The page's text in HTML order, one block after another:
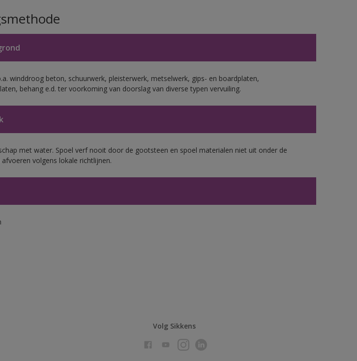
winddroog beton, schuurwerk, pleisterwerk, metselwerk, gips- en boardplaten,
behang e.d. ter voorkoming van doorslag van diverse typen vervuiling.
met water. Spoel verf nooit door de gootsteen en spoel materialen niet uit onder de
volgens lokale richtlijnen.
Volg Sikkens